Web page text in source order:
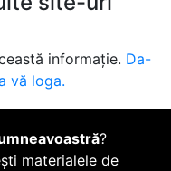
informație. Da-
vă loga.
?
materialele de